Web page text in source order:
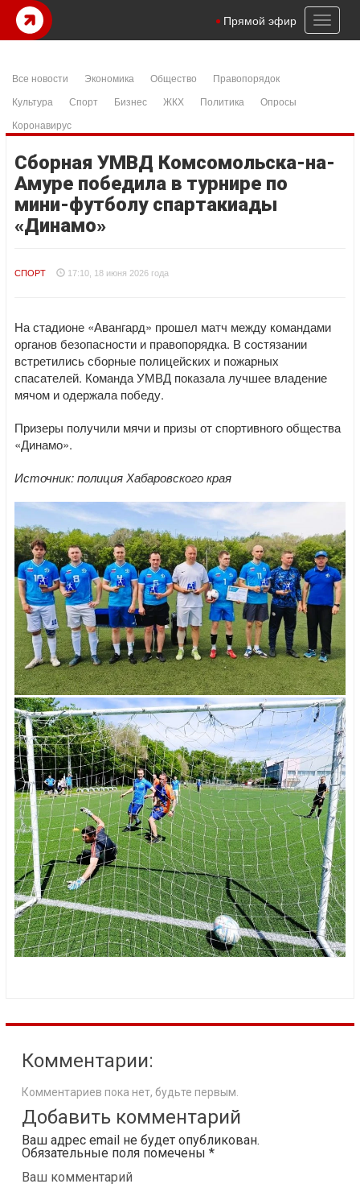
Toggle
Прямой эфир
Все новости Экономика Общество
Правопорядок
Культура
Спорт Бизнес ЖКХ Политика
Опросы
Коронавирус
Сборная УМВД Комсомольска-на-
Амуре победила в турнире по
мини-футболу спартакиады
«Динамо»
СПОРТ 17:10, 18 июня 2026 года
На стадионе «Авангард» прошел матч между командами
органов безопасности и правопорядка. В состязании
встретились сборные полицейских и пожарных
спасателей. Команда УМВД показала лучшее владение
мячом и одержала победу.
Призеры получили мячи и призы от спортивного общества
«Динамо».
Источник: полиция Хабаровского края
Комментарии:
Комментариев пока нет, будьте первым.
Добавить комментарий
Ваш адрес email не будет опубликован.
Обязательные поля помечены *
Ваш комментарий